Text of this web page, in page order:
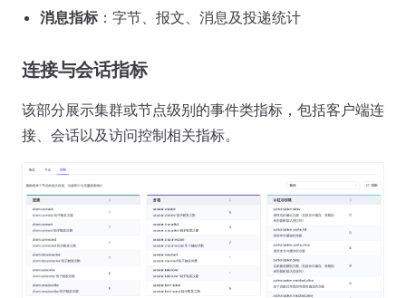
消息指标 ：字节、报文、消息及投递统计
连接与会话指标
该部分展示集群或节点级别的事件类指标，包括客户端连
接、会话以及访问控制相关指标。